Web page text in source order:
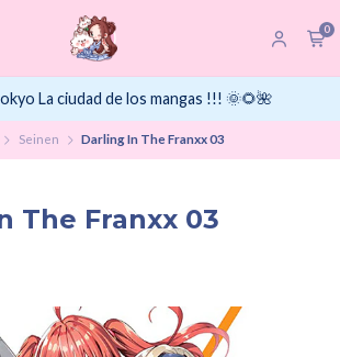
0
La ciudad de los mangas !!! 🌞🌻🌺
Seinen Darling In The Franxx 03
The Franxx 03